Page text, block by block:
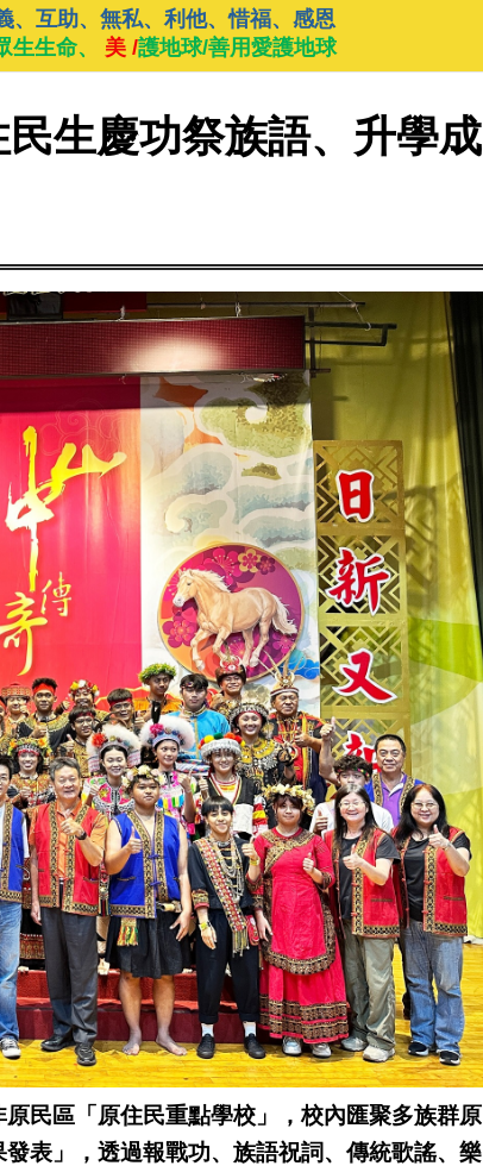
、互助、無私、利他、惜福、感恩
生生命、 美 /護地球/善用愛護地球
生慶功祭族語、升學成
民區「原住民重點學校」，校內匯聚多族群原
表」，透過報戰功、族語祝詞、傳統歌謠、樂